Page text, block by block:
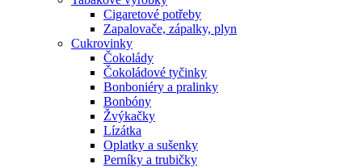
Cigaretové potřeby
Zapalovače, zápalky, plyn
Cukrovinky
Čokolády
Čokoládové tyčinky
Bonboniéry a pralinky
Bonbóny
Žvýkačky
Lízátka
Oplatky a sušenky
Perníky a trubičky